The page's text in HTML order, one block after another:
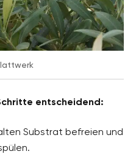
entscheidend:
Substrat befreien und